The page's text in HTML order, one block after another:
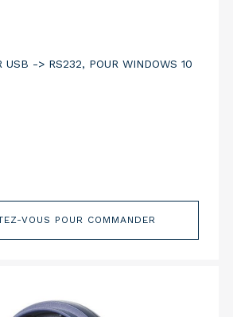
USB -> RS232, POUR WINDOWS 10
VOUS POUR COMMANDER